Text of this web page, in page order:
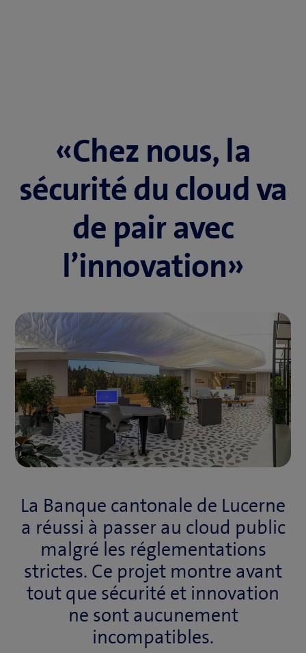
«Chez nous, la
sécurité du cloud va
de pair avec
l’innovation»
La Banque cantonale de Lucerne
a réussi à passer au cloud public
malgré les réglementations
strictes. Ce projet montre avant
tout que sécurité et innovation
ne sont aucunement
incompatibles.